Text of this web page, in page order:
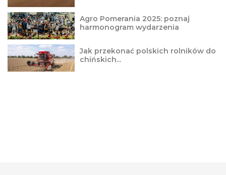
Agro Pomerania 2025: poznaj
harmonogram wydarzenia
Jak przekonać polskich rolników do
chińskich...